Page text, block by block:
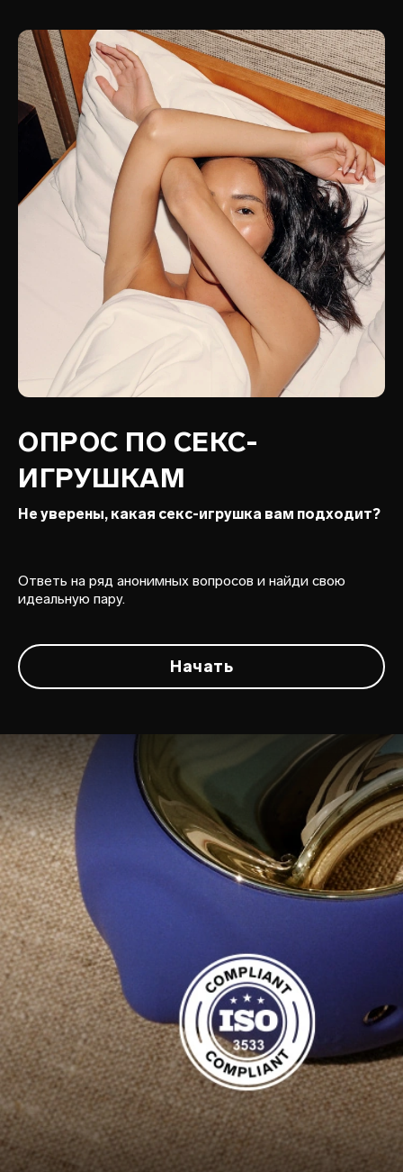
ОПРОС ПО СЕКС-
ИГРУШКАМ
Не уверены, какая секс-игрушка вам подходит?
Ответь на ряд анонимных вопросов и найди свою
идеальную пару.